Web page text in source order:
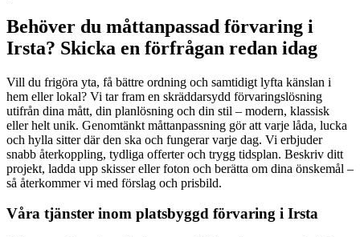
Behöver du måttanpassad förvaring i
Irsta? Skicka en förfrågan redan idag
Vill du frigöra yta, få bättre ordning och samtidigt lyfta känslan i
hem eller lokal? Vi tar fram en skräddarsydd förvaringslösning
utifrån dina mått, din planlösning och din stil – modern, klassisk
eller helt unik. Genomtänkt måttanpassning gör att varje låda, lucka
och hylla sitter där den ska och fungerar varje dag. Vi erbjuder
snabb återkoppling, tydliga offerter och trygg tidsplan. Beskriv ditt
projekt, ladda upp skisser eller foton och berätta om dina önskemål –
så återkommer vi med förslag och prisbild.
Våra tjänster inom platsbyggd förvaring i Irsta